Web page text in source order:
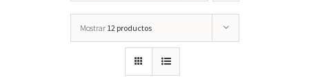
Mostrar 12 productos